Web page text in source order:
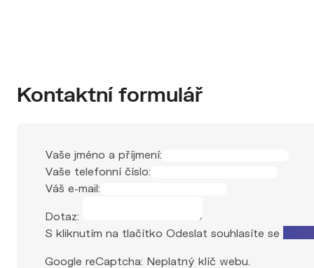
Kontaktní formulář
Vaše jméno a příjmení:
Vaše telefonní číslo:
Váš e-mail:
Dotaz:
S kliknutím na tlačítko Odeslat souhlasíte se
Google reCaptcha: Neplatný klíč webu.